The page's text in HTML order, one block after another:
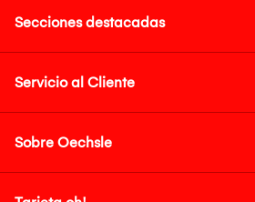
Secciones destacadas
Servicio al Cliente
Sobre Oechsle